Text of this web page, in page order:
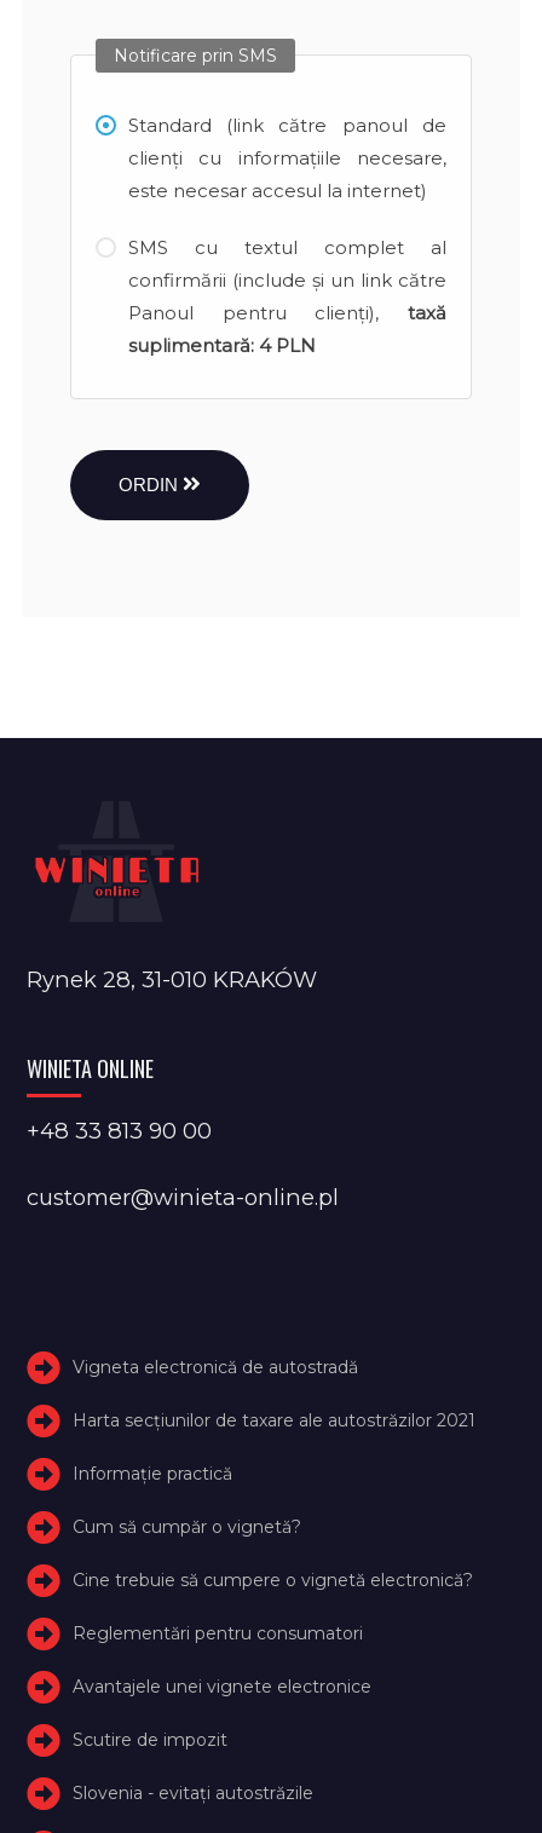
Notificare prin SMS
Standard (link către panoul de
clienți cu informațiile necesare,
este necesar accesul la internet)
SMS cu textul complet al
confirmării (include și un link către
Panoul pentru clienți), taxă
suplimentară: 4 PLN
ORDIN
Rynek 28, 31-010 KRAKÓW
WINIETA ONLINE
+48 33 813 90 00
customer@winieta-online.pl
Vigneta electronică de autostradă
Harta secțiunilor de taxare ale autostrăzilor 2021
Informație practică
Cum să cumpăr o vignetă?
Cine trebuie să cumpere o vignetă electronică?
Reglementări pentru consumatori
Avantajele unei vignete electronice
Scutire de impozit
Slovenia - evitați autostrăzile